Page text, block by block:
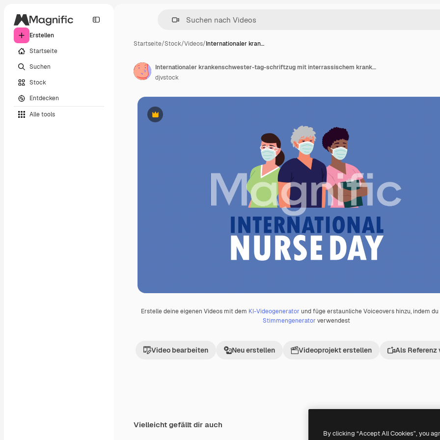
Erstellen
Startseite
Suchen
Stock
Entdecken
Alle tools
Startseite/Stock/Videos/Internationaler kran…
Premium
Erstelle deine eigenen Videos mit dem KI-Videogenerator und füge erstaunliche Voiceovers hinzu, indem du
Stimmengenerator verwendest
Video bearbeiten Neu erstellen Videoprojekt erstellen Als Referenz
Internationaler krankenschwester-tag-schriftzug mit interrassischem krankenpfleger-personal
djvstock
Vielleicht gefällt dir auch
By clicking “Accept All Cookies”, you